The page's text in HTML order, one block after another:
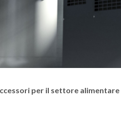
per il settore alimentare